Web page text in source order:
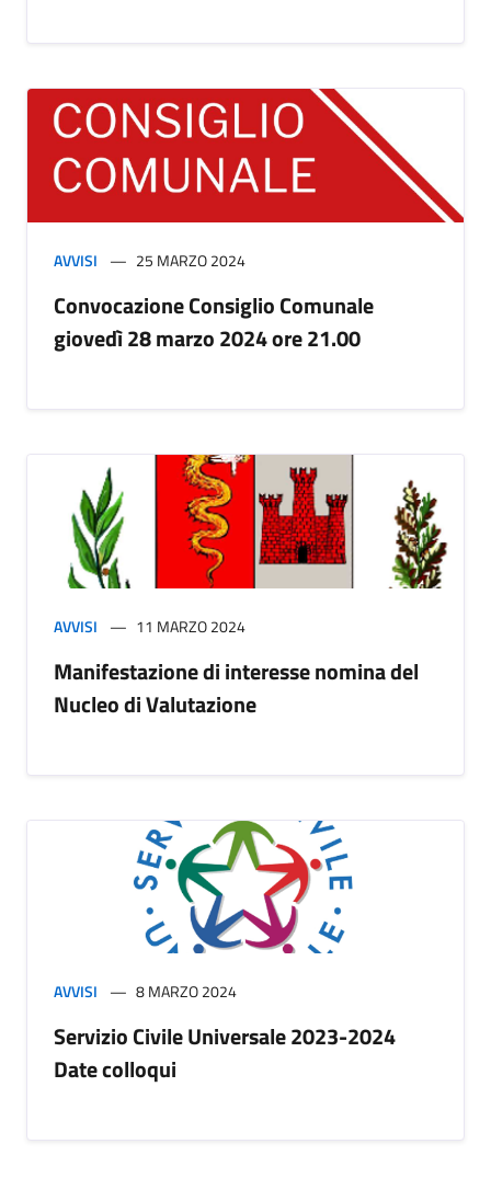
AVVISI 25 MARZO 2024
Convocazione Consiglio Comunale
giovedì 28 marzo 2024 ore 21.00
AVVISI 11 MARZO 2024
Manifestazione di interesse nomina del
Nucleo di Valutazione
AVVISI 8 MARZO 2024
Servizio Civile Universale 2023-2024
Date colloqui